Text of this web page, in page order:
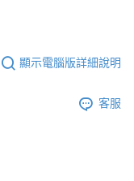
顯示電腦版詳細說明
客服